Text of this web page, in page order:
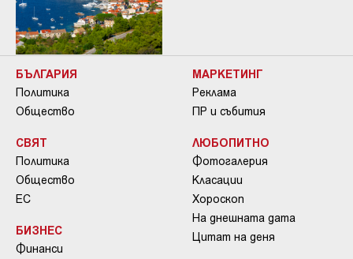
БЪЛГАРИЯ
Политика
Общество
СВЯТ
Политика
Общество
ЕС
БИЗНЕС
Финанси
МАРКЕТИНГ
Реклама
ПР и събития
ЛЮБОПИТНО
Фотогалерия
Класации
Хороскоп
На днешната дата
Цитат на деня